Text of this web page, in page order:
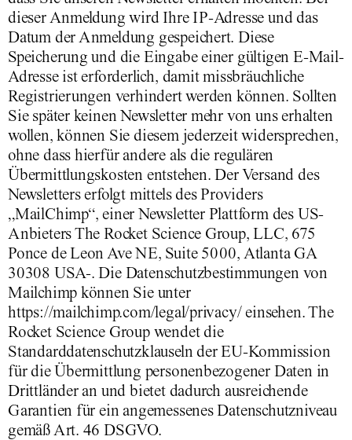
dieser Anmeldung wird Ihre IP-Adresse und das
Datum der Anmeldung gespeichert. Diese
Speicherung und die Eingabe einer gültigen E-Mail-
Adresse ist erforderlich, damit missbräuchliche
Registrierungen verhindert werden können. Sollten
Sie später keinen Newsletter mehr von uns erhalten
wollen, können Sie diesem jederzeit widersprechen,
ohne dass hierfür andere als die regulären
Übermittlungskosten entstehen. Der Versand des
Newsletters erfolgt mittels des Providers
„MailChimp“, einer Newsletter Plattform des US-
Anbieters The Rocket Science Group, LLC, 675
Ponce de Leon Ave NE, Suite 5000, Atlanta GA
30308 USA-. Die Datenschutzbestimmungen von
Mailchimp können Sie unter
https://mailchimp.com/legal/privacy/ einsehen. The
Rocket Science Group wendet die
Standarddatenschutzklauseln der EU-Kommission
für die Übermittlung personenbezogener Daten in
Drittländer an und bietet dadurch ausreichende
Garantien für ein angemessenes Datenschutzniveau
gemäß Art. 46 DSGVO.